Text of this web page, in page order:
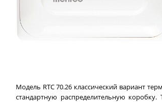
Модель RTC 70.26 классический вариант
стандартную распределительную